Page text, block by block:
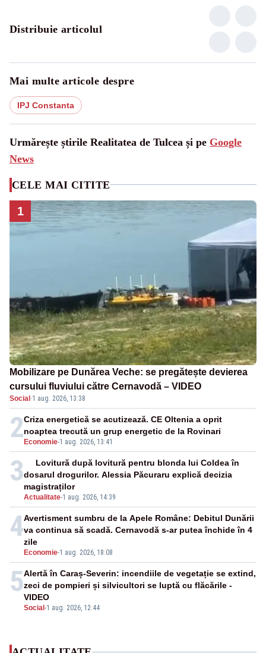
Distribuie articolul
Mai multe articole despre
IPJ Constanta
Urmărește știrile Realitatea de Tulcea și pe Google
News
CELE MAI CITITE
1
Mobilizare pe Dunărea Veche: se pregătește devierea
cursului fluviului către Cernavodă – VIDEO
Social ·1 aug. 2026, 13:38
2 Economie-1 aug. 2026, 13:41
Criza energetică se acutizează. CE Oltenia a oprit
noaptea trecută un grup energetic de la Rovinari
3
Actualitate-1 aug. 2026, 14:39
Lovitură după lovitură pentru blonda lui Coldea în
dosarul drogurilor. Alessia Păcuraru explică decizia
magistraților
4
Economie-1 aug. 2026, 18:08
Avertisment sumbru de la Apele Române: Debitul Dunării
va continua să scadă. Cernavodă s-ar putea închide în 4
zile
5
Social -1 aug. 2026, 12:44
Alertă în Caraș-Severin: incendiile de vegetație se extind,
zeci de pompieri și silvicultori se luptă cu flăcările -
VIDEO